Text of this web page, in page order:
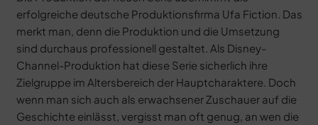
erfolgreiche deutsche Produktionsfirma Ufa Fiction. Das
merkt man, denn die Produktion und die Umsetzung
sind durchaus professionell gestaltet. Als Disney-
Channel-Produktion hat diese Serie sicherlich ihre
Zielgruppe im Altersbereich der Hauptcharaktere. Doch
wenn man sich auch als erwachsener Zuschauer auf die
Geschichte einlässt, vergisst man oft genug, an wen die